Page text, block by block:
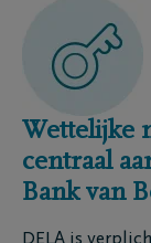
Wettelijke
centraal
Bank van